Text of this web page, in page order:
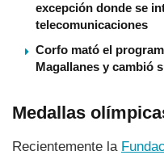
excepción donde se
telecomunicaciones
Corfo mató el
Magallanes y cambió
Medallas
Recientemente la